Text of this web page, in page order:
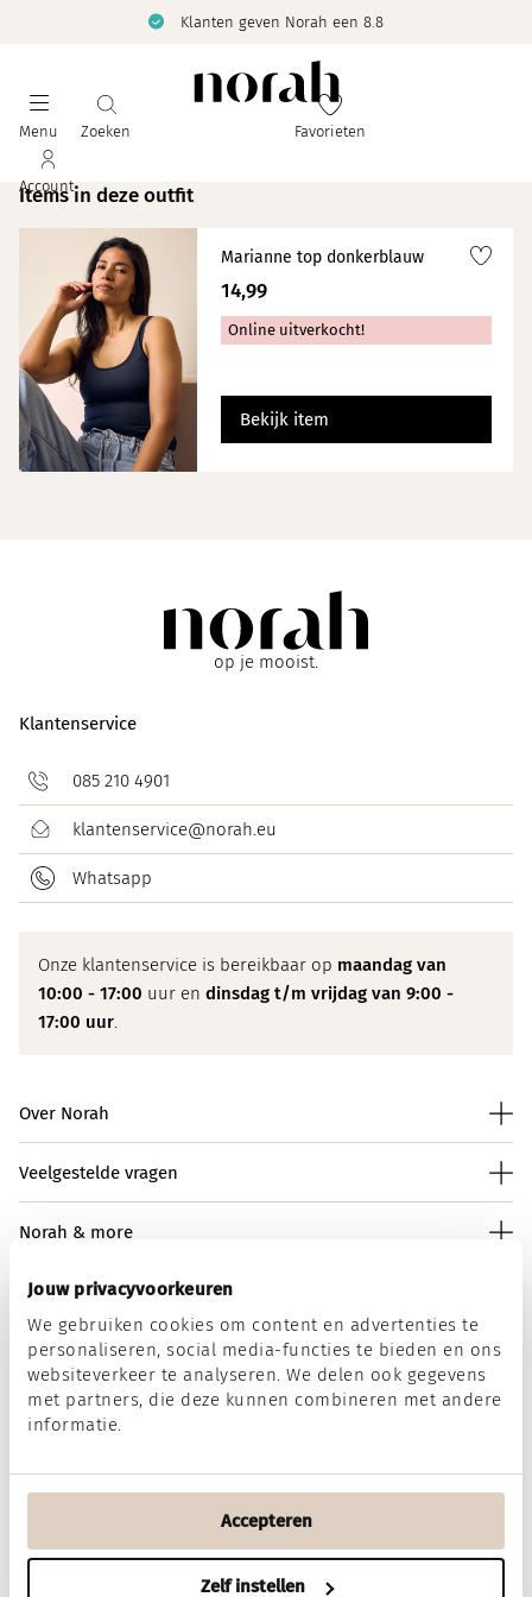
Jouw privacyvoorkeuren
We gebruiken cookies om content en advertenties te
personaliseren, social media-functies te bieden en ons
websiteverkeer te analyseren. We delen ook gegevens
met partners, die deze kunnen combineren met andere
informatie.
Accepteren
Zelf instellen
Klanten geven Norah een 8.8
Menu Zoeken Favorieten
Account
Items in deze outfit
Marianne top donkerblauw
14,99
Online uitverkocht!
Bekijk item
op je mooist.
Klantenservice
085 210 4901
klantenservice@norah.eu
Whatsapp
Onze klantenservice is bereikbaar op maandag van
10:00 - 17:00 uur en dinsdag t/m vrijdag van 9:00 -
17:00 uur.
Over Norah
Veelgestelde vragen
Norah & more
Norah op social media
DisclaimerPrivacy & Cookies